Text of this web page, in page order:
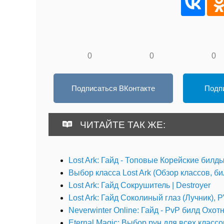
0 0 0
Подписаться ВКонтакте
ЧИТАЙТЕ ТАК ЖЕ:
Lost Ark: Гайд - Топовые Корейские
Выбор класса Lost Ark (Обзор классов,
Lost Ark: Гайд Сокрушитель | Destroyer
Lost Ark: Гайд Соколиный глаз (Лучник),
Neverwinter Online: Гайд - PvP билд